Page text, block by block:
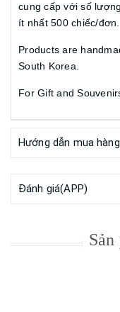
cung cấp với số
ít nhất 500 chiếc/đơn.
Products are
South Korea.
For Gift and
Hướng dẫn mua hàng
Đánh giá(APP)